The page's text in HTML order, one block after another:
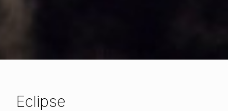
Eclipse